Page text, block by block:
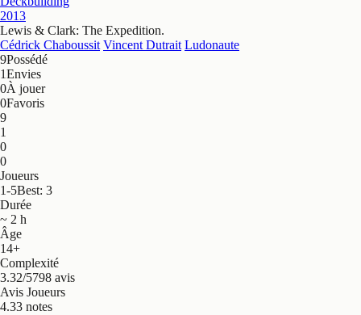
2013
Lewis & Clark: The Expedition.
Cédrick Chaboussit Vincent Dutrait Ludonaute
9Possédé
1Envies
0À jouer
0Favoris
9
1
0
0
Joueurs
1-5Best: 3
Durée
~ 2 h
Âge
14+
Complexité
3.32/5798 avis
Avis Joueurs
4.33 notes